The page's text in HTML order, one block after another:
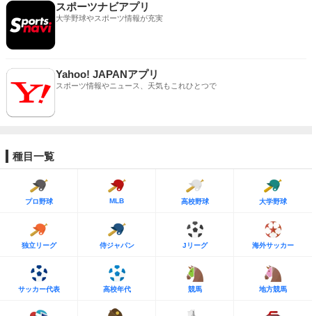
スポーツナビアプリ
大学野球やスポーツ情報が充実
Yahoo! JAPANアプリ
スポーツ情報やニュース、天気もこれひとつで
種目一覧
プロ野球 MLB 高校野球 大学野球
独立リーグ 侍ジャパン Jリーグ 海外サッカー
サッカー代表 高校年代 競馬 地方競馬